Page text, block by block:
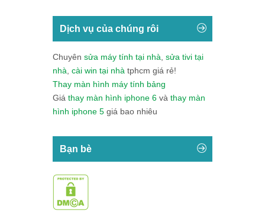
Dịch vụ của chúng rôi
Chuyên sửa máy tính tại nhà sửa tivi tại
nhà cài win tại nhà tphcm giá rẻ!
Thay màn hình máy tính bảng
Giá thay màn hình iphone 6 và thay màn
hình iphone 5 giá bao nhiêu
Bạn bè